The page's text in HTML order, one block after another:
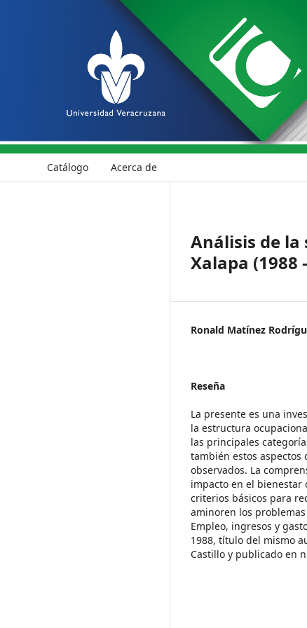
Catálogo Acerca de
Análisis de la
Xalapa (1988
Ronald Matínez
Reseña
La presente es una
la estructura
las principales
también estos
observados. La
impacto en el bienestar
criterios básicos para
aminoren los
Empleo, ingresos y
1988, título del mismo
Castillo y publicado en